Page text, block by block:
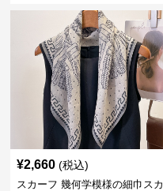
¥2,660 (税込)
スカーフ 幾何学模様の細巾スカ